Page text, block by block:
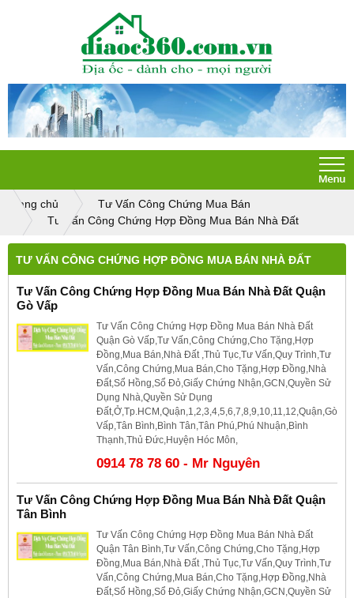
Trang chủ
Tư Vấn Công Chứng Mua Bán
Tư Vấn Công Chứng Hợp Đồng Mua Bán Nhà Đất
TƯ VẤN CÔNG CHỨNG HỢP ĐỒNG MUA BÁN NHÀ ĐẤT
Tư Vấn Công Chứng Hợp Đồng Mua Bán Nhà Đất Quận
Gò Vấp
Tư Vấn Công Chứng Hợp Đồng Mua Bán Nhà Đất
Quận Gò Vấp,Tư Vấn,Công Chứng,Cho Tặng,Hợp
Đồng,Mua Bán,Nhà Đất ,Thủ Tục,Tư Vấn,Quy Trình,Tư
Vấn,Công Chứng,Mua Bán,Cho Tặng,Hợp Đồng,Nhà
Đất,Sổ Hồng,Sổ Đỏ,Giấy Chứng Nhận,GCN,Quyền Sử
Dụng Nhà,Quyền Sử Dụng
Đất,Ở,Tp.HCM,Quận,1,2,3,4,5,6,7,8,9,10,11,12,Quận,Gò
Vấp,Tân Bình,Bình Tân,Tân Phú,Phú Nhuận,Bình
Thạnh,Thủ Đức,Huyện Hóc Môn,
0914 78 78 60 - Mr Nguyên
Tư Vấn Công Chứng Hợp Đồng Mua Bán Nhà Đất Quận
Tân Bình
Tư Vấn Công Chứng Hợp Đồng Mua Bán Nhà Đất
Quận Tân Bình,Tư Vấn,Công Chứng,Cho Tặng,Hợp
Đồng,Mua Bán,Nhà Đất ,Thủ Tục,Tư Vấn,Quy Trình,Tư
Vấn,Công Chứng,Mua Bán,Cho Tặng,Hợp Đồng,Nhà
Đất,Sổ Hồng,Sổ Đỏ,Giấy Chứng Nhận,GCN,Quyền Sử